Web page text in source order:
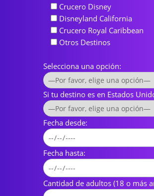
Crucero Disney
Disneyland California
Crucero Royal Caribbean
Otros Destinos
Selecciona una opción:
Si tu destino es en Estados
Fecha desde:
Fecha hasta:
Cantidad de adultos (18 o más